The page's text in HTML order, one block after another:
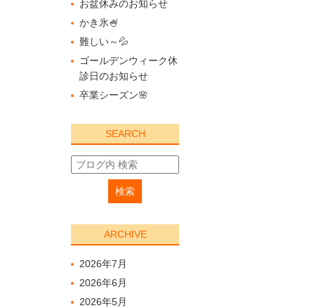
お盆休みのお知らせ
かき氷🍧
難しい～💦
ゴールデンウィーク休
診日のお知らせ
卒業シーズン🌸
SEARCH
ARCHIVE
2026年7月
2026年6月
2026年5月